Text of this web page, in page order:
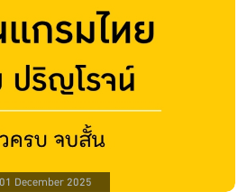
01 December 2025